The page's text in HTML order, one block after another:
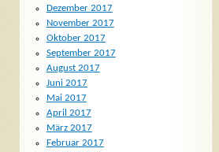
Dezember 2017
November 2017
Oktober 2017
September 2017
August 2017
Juni 2017
Mai 2017
April 2017
März 2017
Februar 2017